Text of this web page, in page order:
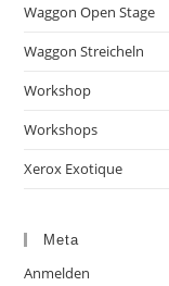
Waggon Open Stage
Waggon Streicheln
Workshop
Workshops
Xerox Exotique
Meta
Anmelden